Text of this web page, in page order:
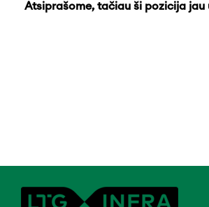
Atsiprašome, tačiau ši pozicija jau